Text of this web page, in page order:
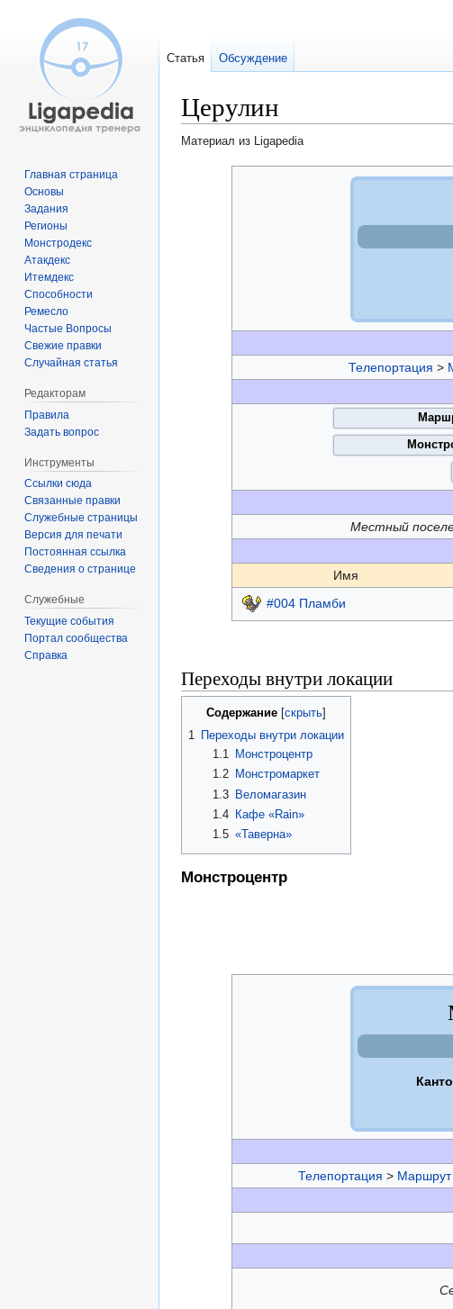
Церулин
Материал из Ligapedia
Телепортация >
Местный
Имя
#004 Пламби
Переходы внутри локации
Содержание
1
Переходы внутри локации
1.1
Монстроцентр
1.2
Монстромаркет
1.3 Веломагазин
1.4
Кафе «Rain»
1.5 «Таверна»
Монстроцентр
Канто
Телепортация > Маршрут
Статья Обсуждение
Главная страница
Основы
Задания
Регионы
Монстродекс
Атакдекс
Итемдекс
Способности
Ремесло
Частые Вопросы
Свежие правки
Случайная статья
Редакторам
Правила
Задать вопрос
Инструменты
Ссылки сюда
Связанные правки
Служебные страницы
Версия для печати
Постоянная ссылка
Сведения о странице
Служебные
Текущие события
Портал сообщества
Справка